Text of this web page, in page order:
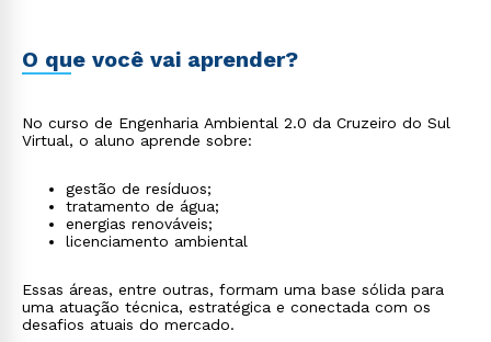
O que você vai aprender?
No curso de Engenharia Ambiental 2.0 da Cruzeiro do Sul
Virtual, o aluno aprende sobre:
gestão de resíduos;
tratamento de água;
energias renováveis;
licenciamento ambiental
Essas áreas, entre outras, formam uma base sólida para
uma atuação técnica, estratégica e conectada com os
desafios atuais do mercado.